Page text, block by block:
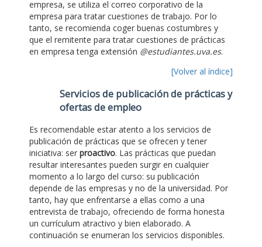
empresa, se utiliza el correo corporativo de la
empresa para tratar cuestiones de trabajo. Por lo
tanto, se recomienda coger buenas costumbres y
que el remitente para tratar cuestiones de prácticas
en empresa tenga extensión @estudiantes.uva.es.
[Volver al índice]
Servicios de publicación de prácticas y
ofertas de empleo
Es recomendable estar atento a los servicios de
publicación de prácticas que se ofrecen y tener
iniciativa: ser proactivo. Las prácticas que puedan
resultar interesantes pueden surgir en cualquier
momento a lo largo del curso: su publicación
depende de las empresas y no de la universidad. Por
tanto, hay que enfrentarse a ellas como a una
entrevista de trabajo, ofreciendo de forma honesta
un currículum atractivo y bien elaborado. A
continuación se enumeran los servicios disponibles.